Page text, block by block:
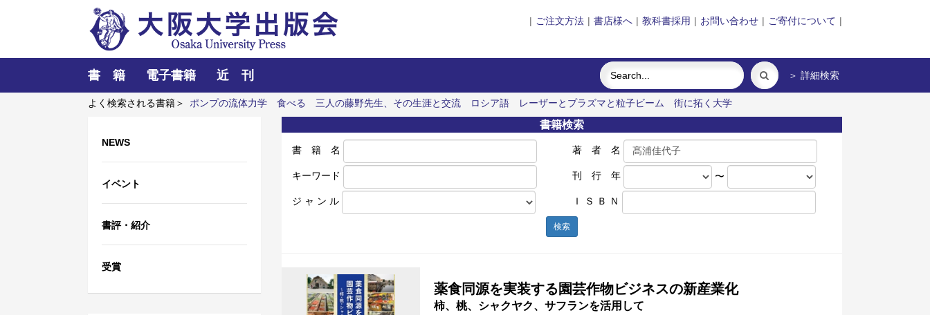
| ご注文方法 | 書店様へ | 教科書採用 | お問い合わせ | ご寄付について |
書 籍 電子書籍 近 刊 ＞ 詳細検索
よく検索される書籍＞ ポンプの流体力学 食べる 三人の藤野先生、その生涯と交流 ロシア語 レーザーとプラズマと粒子ビーム 街に拓く大学
NEWS
イベント
書評・紹介
受賞
書籍検索
書 籍 名 著 者 名
キーワード 刊 行 年 〜
ジ ャ ン ル Ｉ Ｓ Ｂ Ｎ
検索
薬食同源を実装する園芸作物ビジネスの新産業化
柿、桃、シャクヤク、サフランを活用して